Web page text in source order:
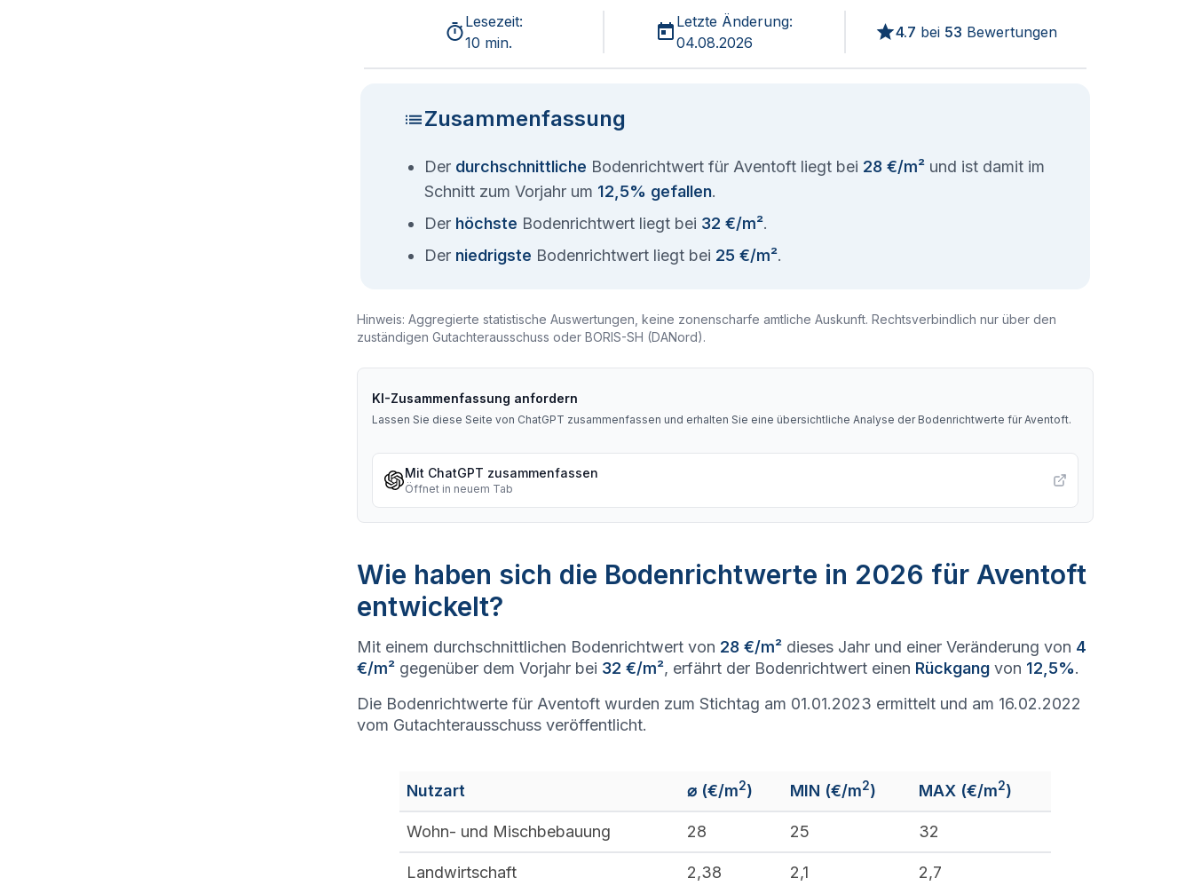
Lesezeit:
10 min.
Letzte Änderung:
04.08.2026
4.7 bei 53 Bewertungen
Zusammenfassung
Der durchschnittliche Bodenrichtwert für Aventoft liegt bei 28 €/m² und ist damit im
Schnitt zum Vorjahr um 12,5% gefallen.
Der höchste Bodenrichtwert liegt bei 32 €/m².
Der niedrigste Bodenrichtwert liegt bei 25 €/m².
Hinweis: Aggregierte statistische Auswertungen, keine zonenscharfe amtliche Auskunft. Rechtsverbindlich nur über den
zuständigen Gutachterausschuss oder BORIS-SH (DANord).
KI-Zusammenfassung anfordern
Lassen Sie diese Seite von ChatGPT zusammenfassen und erhalten Sie eine übersichtliche Analyse der Bodenrichtwerte fürAventoft.
Mit ChatGPT zusammenfassen
Öffnet in neuem Tab
Wie haben sich die Bodenrichtwerte in 2026 für Aventoft
entwickelt?
Mit einem durchschnittlichen Bodenrichtwert von 28 €/m² dieses Jahr und einer Veränderung von 4
€/m² gegenüber dem Vorjahr bei 32 €/m², erfährt der Bodenrichtwert einen Rückgang von 12,5%.
Die Bodenrichtwerte für Aventoft wurden zum Stichtag am 01.01.2023 ermittelt und am 16.02.2022
vom Gutachterausschuss veröffentlicht.
Nutzart ⌀ (€/m2) MIN (€/m2) MAX (€/m2)
Wohn- und Mischbebauung 28 25 32
Landwirtschaft 2,38 2,1 2,7